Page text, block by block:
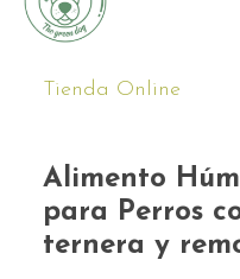
Tienda Online
Alimento
para Perros
ternera y